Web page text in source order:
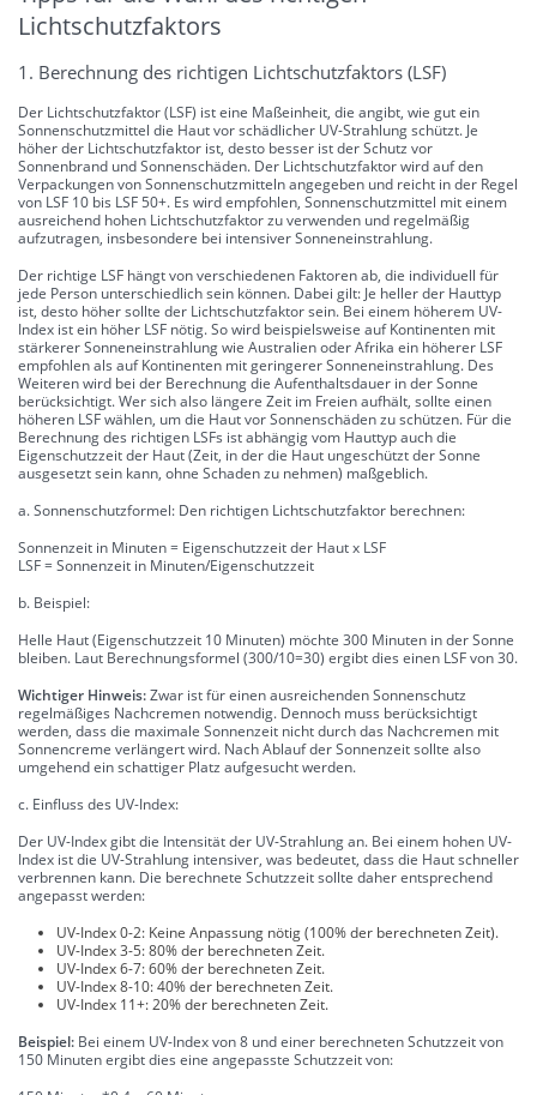
Lichtschutzfaktors
1. Berechnung des richtigen Lichtschutzfaktors (LSF)
Der Lichtschutzfaktor (LSF) ist eine Maßeinheit, die angibt, wie gut ein
Sonnenschutzmittel die Haut vor schädlicher UV-Strahlung schützt. Je
höher der Lichtschutzfaktor ist, desto besser ist der Schutz vor
Sonnenbrand und Sonnenschäden. Der Lichtschutzfaktor wird auf den
Verpackungen von Sonnenschutzmitteln angegeben und reicht in der Regel
von LSF 10 bis LSF 50+. Es wird empfohlen, Sonnenschutzmittel mit einem
ausreichend hohen Lichtschutzfaktor zu verwenden und regelmäßig
aufzutragen, insbesondere bei intensiver Sonneneinstrahlung.
Der richtige LSF hängt von verschiedenen Faktoren ab, die individuell für
jede Person unterschiedlich sein können. Dabei gilt: Je heller der Hauttyp
ist, desto höher sollte der Lichtschutzfaktor sein. Bei einem höherem UV-
Index ist ein höher LSF nötig. So wird beispielsweise auf Kontinenten mit
stärkerer Sonneneinstrahlung wie Australien oder Afrika ein höherer LSF
empfohlen als auf Kontinenten mit geringerer Sonneneinstrahlung. Des
Weiteren wird bei der Berechnung die Aufenthaltsdauer in der Sonne
berücksichtigt. Wer sich also längere Zeit im Freien aufhält, sollte einen
höheren LSF wählen, um die Haut vor Sonnenschäden zu schützen. Für die
Berechnung des richtigen LSFs ist abhängig vom Hauttyp auch die
Eigenschutzzeit der Haut (Zeit, in der die Haut ungeschützt der Sonne
ausgesetzt sein kann, ohne Schaden zu nehmen) maßgeblich.
a. Sonnenschutzformel: Den richtigen Lichtschutzfaktor berechnen:
Sonnenzeit in Minuten = Eigenschutzzeit der Haut x LSF
LSF = Sonnenzeit in Minuten/Eigenschutzzeit
b. Beispiel:
Helle Haut (Eigenschutzzeit 10 Minuten) möchte 300 Minuten in der Sonne
bleiben. Laut Berechnungsformel (300/10=30) ergibt dies einen LSF von 30.
Wichtiger Hinweis:Zwar ist für einen ausreichenden Sonnenschutz
regelmäßiges Nachcremen notwendig. Dennoch muss berücksichtigt
werden, dass die maximale Sonnenzeit nicht durch das Nachcremen mit
Sonnencreme verlängert wird. Nach Ablauf der Sonnenzeit sollte also
umgehend ein schattiger Platz aufgesucht werden.
c. Einfluss des UV-Index:
Der UV-Index gibt die Intensität der UV-Strahlung an. Bei einem hohen UV-
Index ist die UV-Strahlung intensiver, was bedeutet, dass die Haut schneller
verbrennen kann. Die berechnete Schutzzeit sollte daher entsprechend
angepasst werden:
UV-Index 0-2: Keine Anpassung nötig (100% der berechneten Zeit).
UV-Index 3-5: 80% der berechneten Zeit.
UV-Index 6-7: 60% der berechneten Zeit.
UV-Index 8-10: 40% der berechneten Zeit.
UV-Index 11+: 20% der berechneten Zeit.
Beispiel: Bei einem UV-Index von 8 und einer berechneten Schutzzeit von
150 Minuten ergibt dies eine angepasste Schutzzeit von: